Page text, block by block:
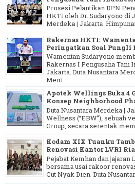
Prosesi Pelantikan DPN
HKTI oleh Dr. Sudaryono di
Merdeka | Jakarta
Rakernas HKTI:
Peringatkan Soal Pungli
Wamentan Sudaryono
Rakernas I Pengusaha Tani
Jakarta. Duta Nusantara
Ment...
Apotek Wellings Buka 4
Konsep Neighborhood
Duta Nusantara Merdeka |
Wellness (“EBW”), sebuah
Group, secara serentak
Kodam XIX Tuanku
Renovasi Kantor LVRI
Pejabat Kemhan dan jajaran
bersama usai rakoor
Cut Nyak Dien. Duta